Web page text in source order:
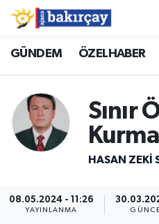
GÜNDEM ÖZELHABER
Sınır
HASAN ZEKI
08.05.2024 - 11:26
YAYINLANMA
İzmir Nöbetçi
İzmir Namaz Vakitleri
İzmir Trafik Yoğunluk
Süper Lig Puan